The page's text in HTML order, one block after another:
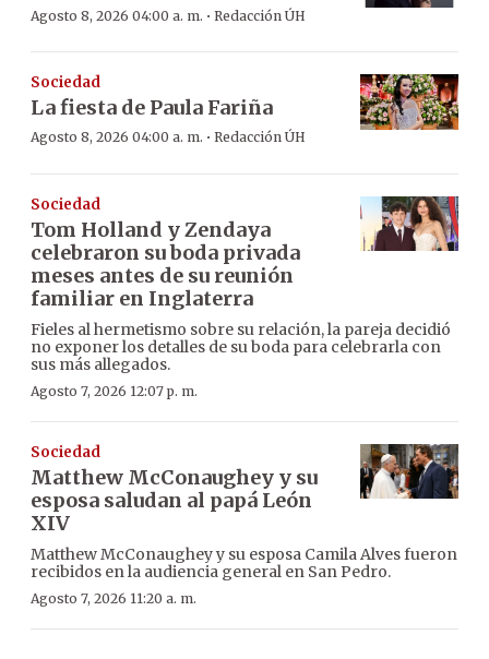
Agosto 8, 2026 04:00 a. m. · Redacción ÚH
Sociedad
La fiesta de Paula Fariña
Agosto 8, 2026 04:00 a. m. · Redacción ÚH
Sociedad
Tom Holland y Zendaya
celebraron su boda privada
meses antes de su reunión
familiar en Inglaterra
Fieles al hermetismo sobre su relación, la pareja decidió
no exponer los detalles de su boda para celebrarla con
sus más allegados.
Agosto 7, 2026 12:07 p. m.
Sociedad
Matthew McConaughey y su
esposa saludan al papá León
XIV
Matthew McConaughey y su esposa Camila Alves fueron
recibidos en la audiencia general en San Pedro.
Agosto 7, 2026 11:20 a. m.